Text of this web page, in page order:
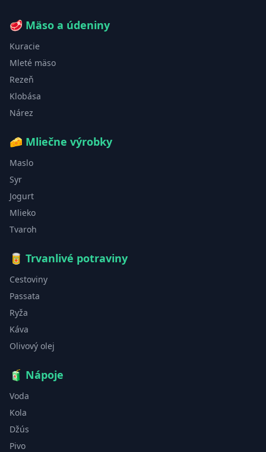
🥩 Mäso a údeniny
Kuracie
Mleté mäso
Rezeň
Klobása
Nárez
🧀 Mliečne výrobky
Maslo
Syr
Jogurt
Mlieko
Tvaroh
🥫 Trvanlivé potraviny
Cestoviny
Passata
Ryža
Káva
Olivový olej
🧃 Nápoje
Voda
Kola
Džús
Pivo